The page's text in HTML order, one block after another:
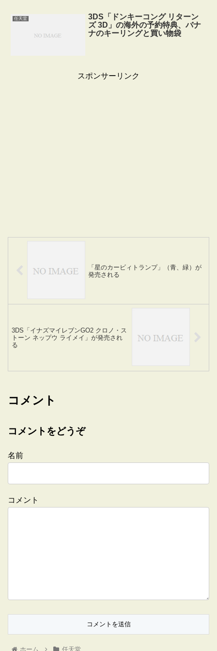
任天堂
3DS「ドンキーコング リターン
ズ 3D」の海外の予約特典、バナ
ナのキーリングと買い物袋
スポンサーリンク
「星のカービィトランプ」（青、緑）が
発売される
3DS「イナズマイレブンGO2 クロノ・ス
トーン ネップウ ライメイ」が発売され
る
コメント
コメントをどうぞ
名前
コメント
ホーム 任天堂